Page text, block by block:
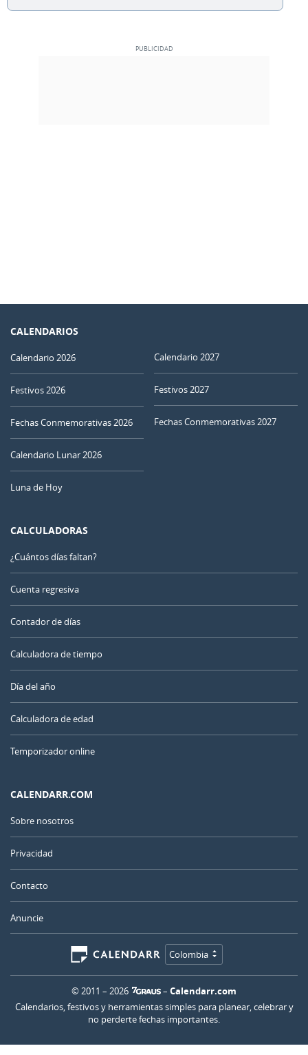
CALENDARIOS
Calendario 2026
Festivos 2026
Fechas Conmemorativas 2026
Calendario Lunar 2026
Luna de Hoy
Calendario 2027
Festivos 2027
Fechas Conmemorativas 2027
CALCULADORAS
¿Cuántos días faltan?
Cuenta regresiva
Contador de días
Calculadora de tiempo
Día del año
Calculadora de edad
Temporizador online
CALENDARR.COM
Sobre nosotros
Privacidad
Contacto
Anuncie
Colombia
© 2011 – 2026 – Calendarr.com
Calendarios, festivos y herramientas simples para planear, celebrar y
no perderte fechas importantes.